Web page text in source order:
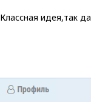
Классная идея,так